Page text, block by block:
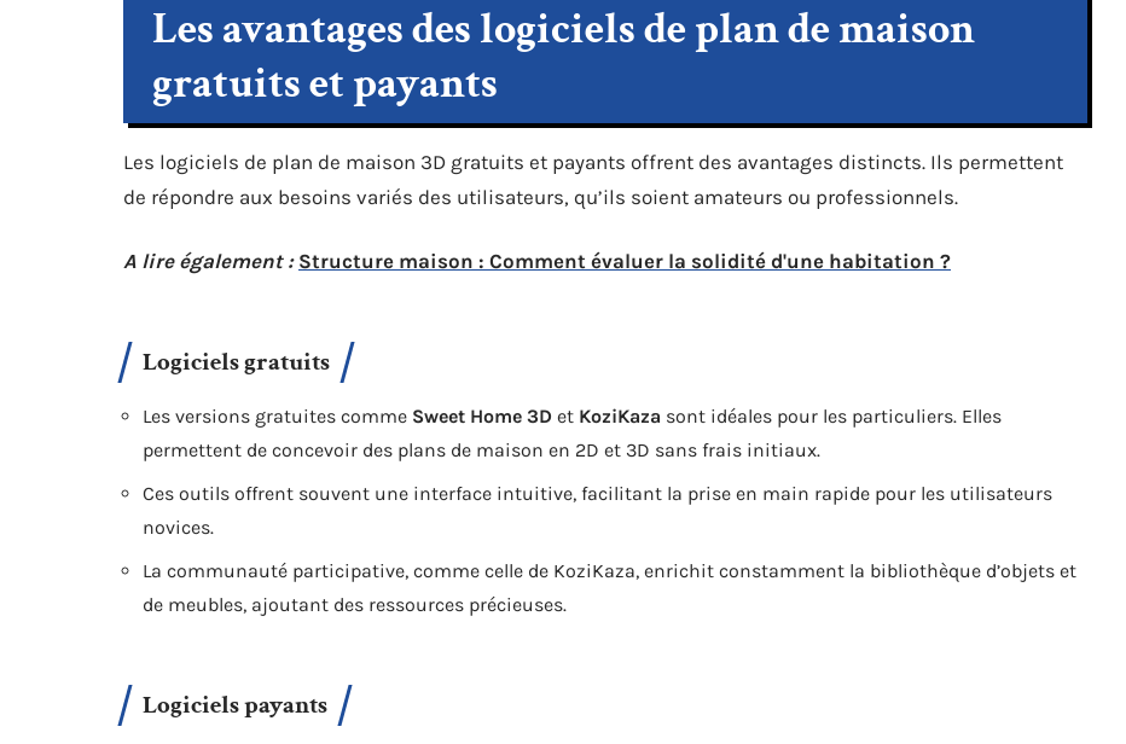
Les avantages des logiciels de plan de maison
gratuits et payants
Les logiciels de plan de maison 3D gratuits et payants offrent des avantages distincts. Ils permettent
de répondre aux besoins variés des utilisateurs, qu’ils soient amateurs ou professionnels.
A lire également : Structure maison : Comment évaluer la solidité d'une habitation ?
Logiciels gratuits
Les versions gratuites comme Sweet Home 3D et KoziKaza sont idéales pour les particuliers. Elles
permettent de concevoir des plans de maison en 2D et 3D sans frais initiaux.
Ces outils offrent souvent une interface intuitive, facilitant la prise en main rapide pour les utilisateurs
novices.
La communauté participative, comme celle de KoziKaza, enrichit constamment la bibliothèque d’objets et
de meubles, ajoutant des ressources précieuses.
Logiciels payants